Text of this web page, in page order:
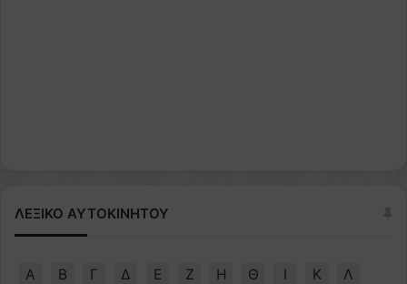
ΛΕΞΙΚΟ ΑΥΤΟΚΙΝΗΤΟΥ
Α Β Γ Δ Ε Ζ Η Θ Ι Κ Λ